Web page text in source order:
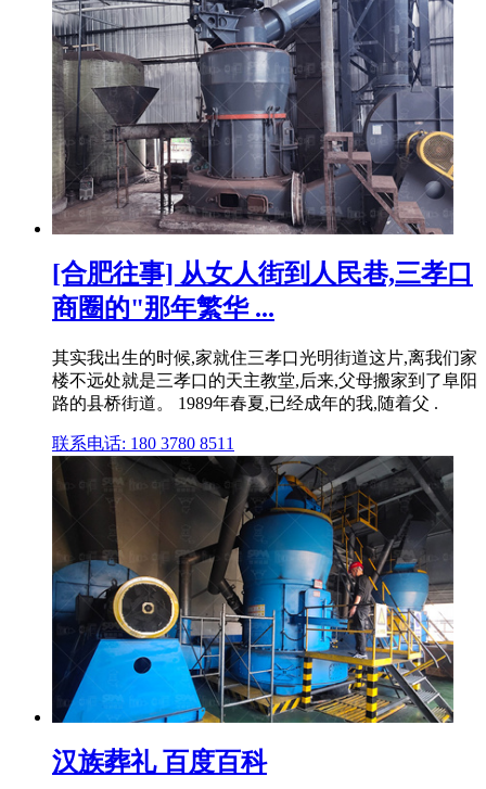
[合肥往事] 从女人街到人民巷,三孝口
商圈的"那年繁华 ...
其实我出生的时候,家就住三孝口光明街道这片,离我们家
楼不远处就是三孝口的天主教堂,后来,父母搬家到了阜阳
路的县桥街道。 1989年春夏,已经成年的我,随着父 .
联系电话: 180 3780 8511
汉族葬礼 百度百科